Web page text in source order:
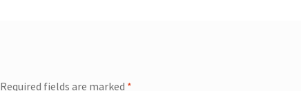
Required fields are marked *